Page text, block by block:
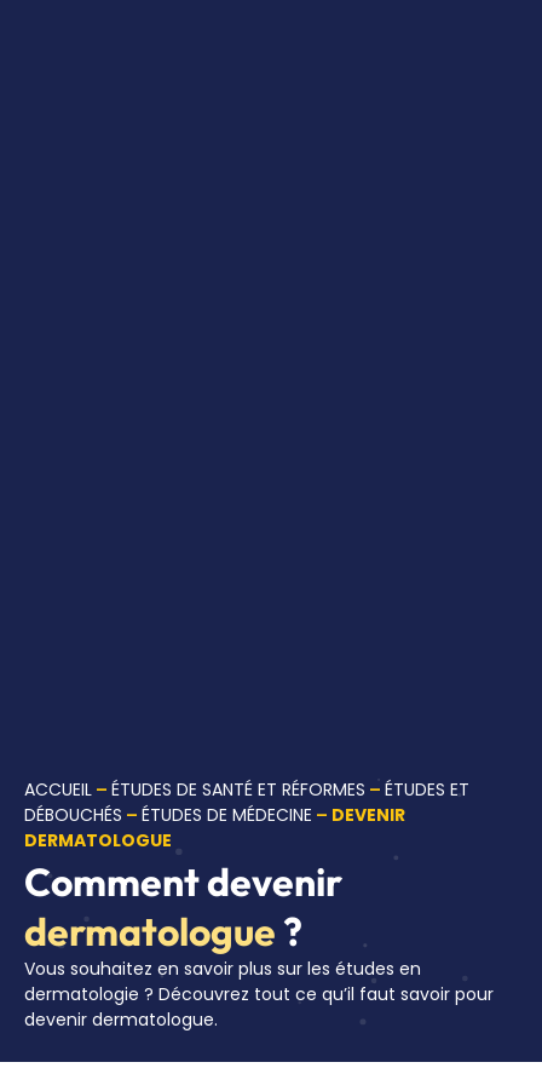
ACCUEIL – ÉTUDES DE SANTÉ ET RÉFORMES – ÉTUDES ET
DÉBOUCHÉS – ÉTUDES DE MÉDECINE – DEVENIR
DERMATOLOGUE
Comment devenir
dermatologue ?
Vous souhaitez en savoir plus sur les études en
dermatologie ? Découvrez tout ce qu’il faut savoir pour
devenir dermatologue.